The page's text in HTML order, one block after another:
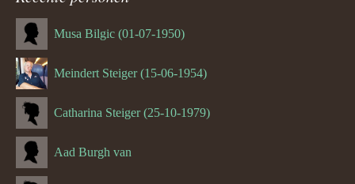
Musa Bilgic (01-07-1950)
Meindert Steiger (15-06-1954)
Catharina Steiger (25-10-1979)
Aad Burgh van